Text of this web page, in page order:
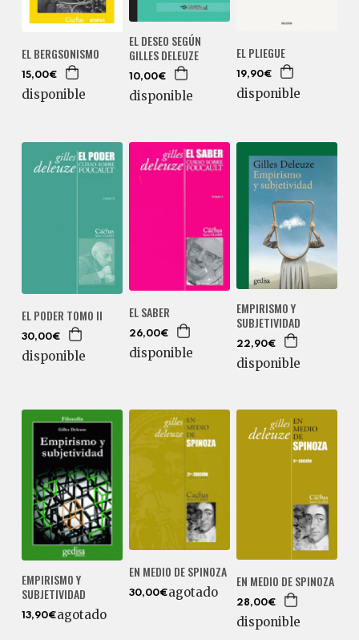
EL BERGSONISMO
15,00€
disponible
EL DESEO SEGÚN
GILLES DELEUZE
10,00€
disponible
EL PLIEGUE
19,90€
disponible
EL PODER TOMO II
30,00€
disponible
EL SABER
26,00€
disponible
EMPIRISMO Y
SUBJETIVIDAD
22,90€
disponible
EMPIRISMO Y
SUBJETIVIDAD
13,90€agotado
EN MEDIO DE SPINOZA
30,00€agotado
EN MEDIO DE SPINOZA
28,00€
disponible